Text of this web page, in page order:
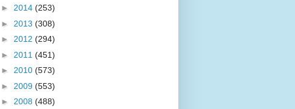
► 2014 (253)
► 2013 (308)
► 2012 (294)
► 2011 (451)
► 2010 (573)
► 2009 (553)
► 2008 (488)